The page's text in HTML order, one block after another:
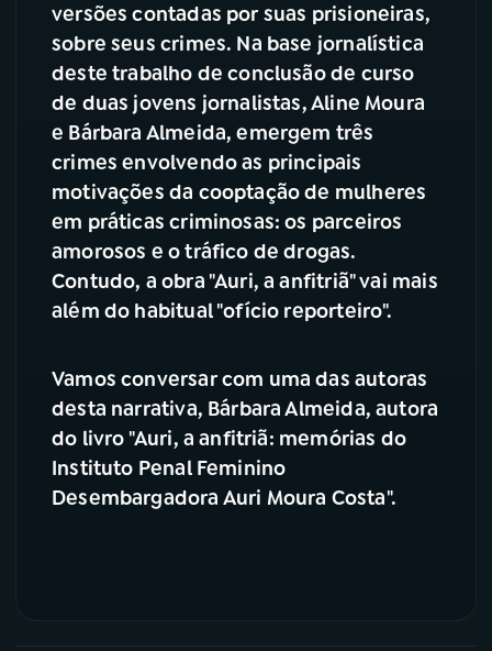
05PODCASTS
06VIDEOCASTS
07ÚLTIMAS
08FESTIVAL DE MÚSICA
YouTube Facebook
Instagram
versões contadas por suas prisioneiras,
sobre seus crimes. Na base jornalística
deste trabalho de conclusão de curso
de duas jovens jornalistas, Aline Moura
e Bárbara Almeida, emergem três
crimes envolvendo as principais
motivações da cooptação de mulheres
em práticas criminosas: os parceiros
amorosos e o tráfico de drogas.
Contudo, a obra "Auri, a anfitriã" vai mais
além do habitual "ofício reporteiro".
Vamos conversar com uma das autoras
desta narrativa, Bárbara Almeida, autora
do livro "Auri, a anfitriã: memórias do
Instituto Penal Feminino
Desembargadora Auri Moura Costa".